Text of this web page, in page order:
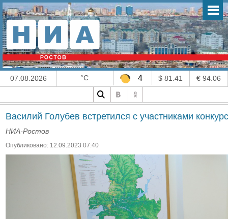
07.08.2026 °C 4 $ 81.41 € 94.06
Василий Голубев встретился с участниками
НИА-Ростов
Опубликовано: 12.09.2023 07:40